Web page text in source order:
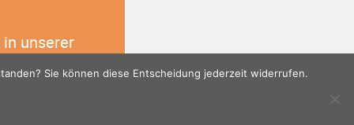
unserer
Sie können diese Entscheidung jederzeit widerrufen.